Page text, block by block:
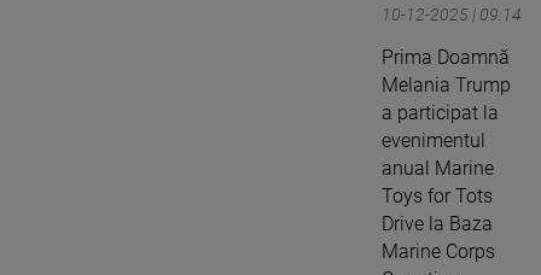
10-12-2025 | 09:14
Prima Doamnă
Melania Trump
a participat la
evenimentul
anual Marine
Toys for Tots
Drive la Baza
Marine Corps